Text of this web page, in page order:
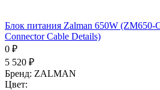
Блок питания Zalman 650W (ZM650-
Connector Cable Details)
0 ₽
5 520 ₽
Бренд: ZALMAN
Цвет: